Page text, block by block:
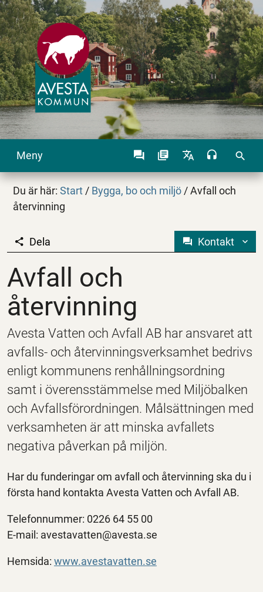
Meny search
Du är här:Start / Bygga, bo och miljö /Avfall och
återvinning
Avfall och återvinning
Dela Kontakt
Avfall och
återvinning
Avesta Vatten och Avfall AB har ansvaret att
avfalls- och återvinningsverksamhet bedrivs
enligt kommunens renhållningsordning
samt i överensstämmelse med Miljöbalken
och Avfallsförordningen. Målsättningen med
verksamheten är att minska avfallets
negativa påverkan på miljön.
Har du funderingar om avfall och återvinning ska du i
första hand kontakta Avesta Vatten och Avfall AB.
Telefonnummer: 0226 64 55 00
E-mail: avestavatten@avesta.se
Hemsida: www.avestavatten.se